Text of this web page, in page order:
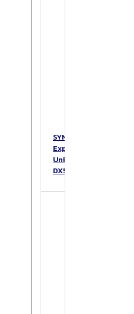
SYNOLOGY
Expansion
Unit
DX517